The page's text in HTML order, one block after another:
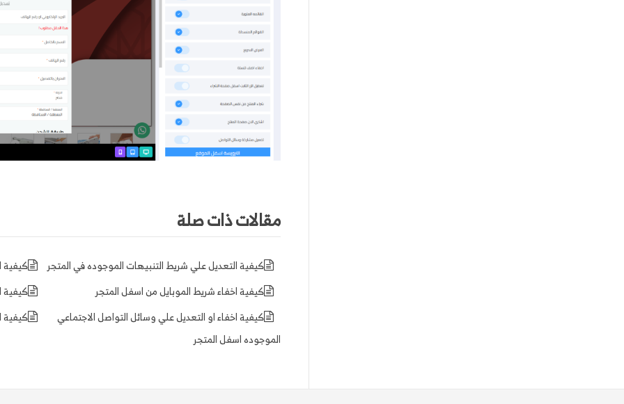
مقالات ذات صلة
كيفية
كيفية التعديل علي شريط التنبيهات الموجوده في المتجر
كيفية
كيفية اخفاء شريط الموبايل من اسفل المتجر
كيفية
كيفية اخفاء او التعديل علي وسائل التواصل الاجتماعي
الموجوده اسفل المتجر